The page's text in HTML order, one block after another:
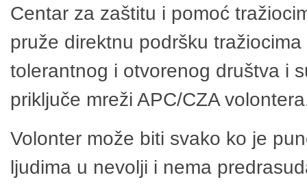
Centar za zaštitu i pomoć
pruže direktnu podršku
tolerantnog i otvorenog društva i
priključe mreži APC/CZA
Volonter može biti svako ko je
ljudima u nevolji i nema